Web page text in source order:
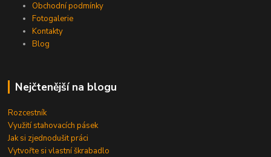
Obchodní podmínky
Fotogalerie
Kontakty
Blog
Nejčtenější na blogu
Rozcestník
Využití stahovacích pásek
Jak si zjednodušit práci
Vytvořte si vlastní škrabadlo